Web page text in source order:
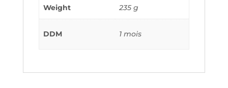
Weight 235 g
DDM 1 mois